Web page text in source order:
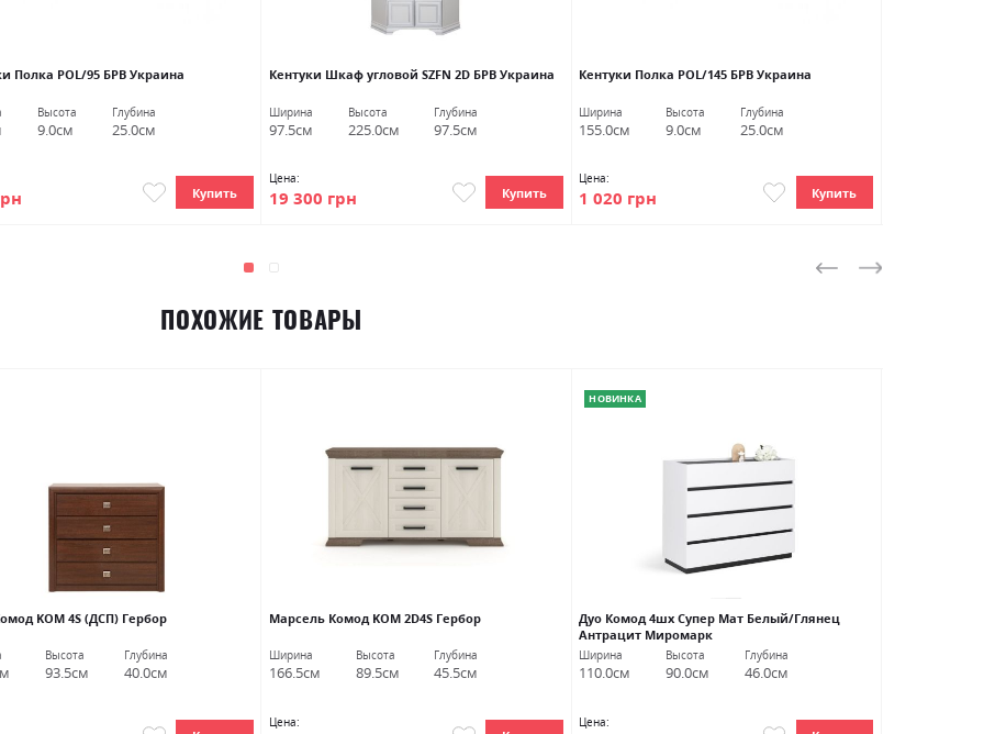
Полка POL/95 БРВ Украина
Высота
9.0см
Глубина
25.0см
Купить
Кентуки Шкаф угловой SZFN 2D БРВ ​​Украина
Ширина
97.5см
Высота
225.0см
Глубина
97.5см
Цена:
19 300 грн Купить
Кентуки Полка POL/145 БРВ Украина
Ширина
155.0см
Высота
9.0см
Глубина
25.0см
Цена:
1 020 грн Купить
ПОХОЖИЕ ТОВАРЫ
KOM 4S (ДСП) Гербор
Высота
93.5см
Глубина
40.0см
Марсель Комод KOM 2D4S Гербор
Ширина
166.5см
Высота
89.5см
Глубина
45.5см
Цена:
НОВИНКА
Дуо Комод 4шх Супер Мат Белый/Глянец
Антрацит Миромарк
Ширина
110.0см
Высота
90.0см
Глубина
46.0см
Цена: